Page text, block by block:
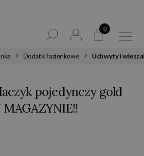
0
Dodatki łazienkowe Uchwyty i
pojedynczy gold